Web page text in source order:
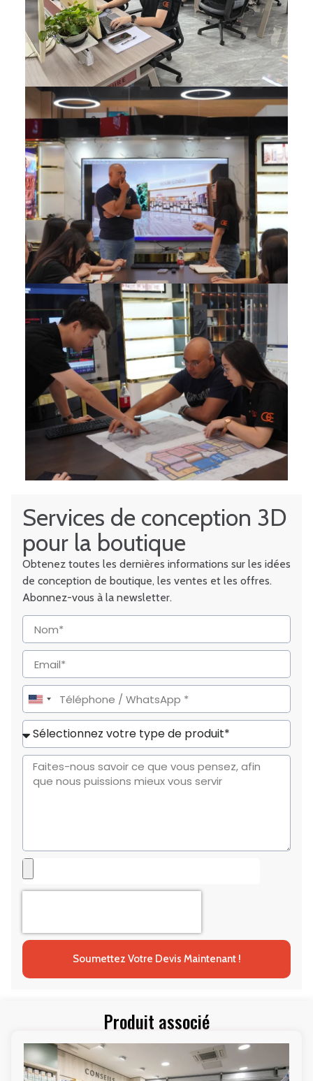
Services de conception 3D
pour la boutique
Obtenez toutes les dernières informations sur les idées
de conception de boutique, les ventes et les offres.
Abonnez-vous à la newsletter.
United
States
+1
Soumettez Votre Devis Maintenant !
Produit associé